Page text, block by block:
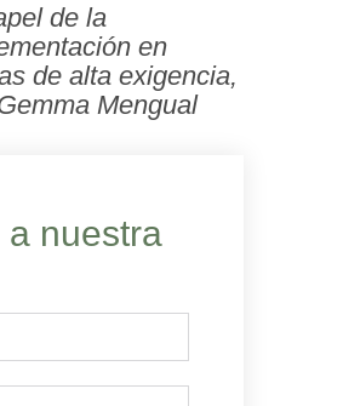
de la
en
de alta exigencia,
Mengual
nuestra